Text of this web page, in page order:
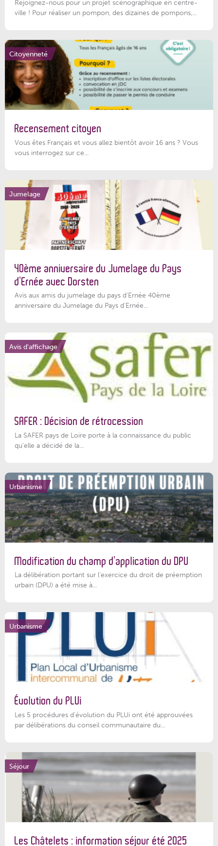
Rejoignez-nous pour un projet scénographique en centre-
ville ! Pour réaliser un pompon, des dizaines de pompons,...
Citoyenneté
Recensement citoyen
Vous êtes Français et vous allez bientôt avoir 16 ans ? Vous
vous interrogez sur ce...
Jumelage
40ème anniversaire du Jumelage du Pays
d’Ernée avec Dorsten
Avis aux amis du jumelage du pays d'Ernée 40ème
anniversaire du Jumelage du Pays d'Ernée...
Avis d'affichage
SAFER : Décision de rétrocession
La SAFER pays de Loire porte à la connaissance du public
qu’elle a décidé de la...
Urbanisme
Modification du champ d’application du DPU
La délibération portant sur l’exercice du droit de préemption
urbain (DPU) a été mise à...
Urbanisme
Évolution du PLUi
Les 5 procédures d’évolution du PLUi ont été approuvées
par délibérations du conseil communautaire du...
Séjour
Les Châtelets : information séjour été 2025